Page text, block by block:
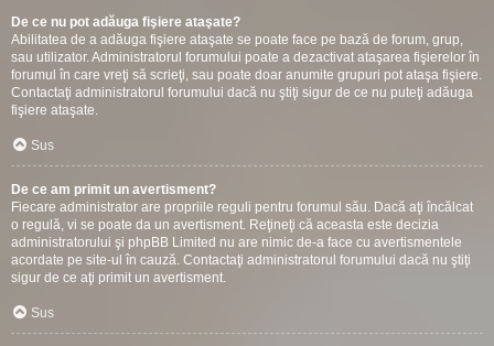
De ce nu pot adăuga fişiere ataşate?
Abilitatea de a adăuga fişiere ataşate se poate face pe bază de forum, grup,
sau utilizator. Administratorul forumului poate a dezactivat ataşarea fişierelor în
forumul în care vreţi să scrieţi, sau poate doar anumite grupuri pot ataşa fişiere.
Contactaţi administratorul forumului dacă nu ştiţi sigur de ce nu puteţi adăuga
fişiere ataşate.
Sus
De ce am primit un avertisment?
Fiecare administrator are propriile reguli pentru forumul său. Dacă aţi încălcat
o regulă, vi se poate da un avertisment. Reţineţi că aceasta este decizia
administratorului şi phpBB Limited nu are nimic de-a face cu avertismentele
acordate pe site-ul în cauză. Contactaţi administratorul forumului dacă nu ştiţi
sigur de ce aţi primit un avertisment.
Sus